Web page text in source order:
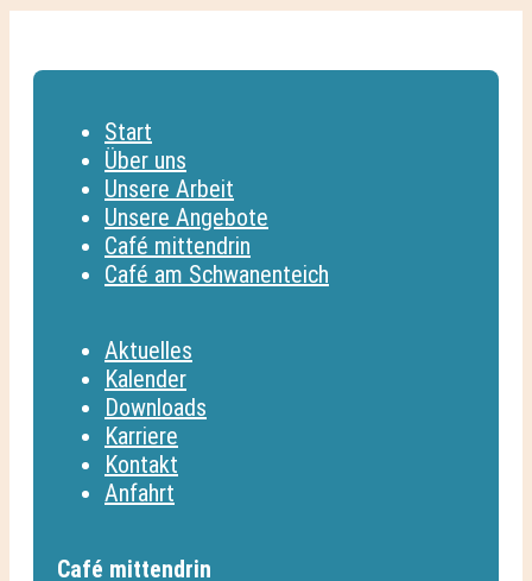
Start
Über uns
Unsere Arbeit
Unsere Angebote
Café mittendrin
Café am Schwanenteich
Aktuelles
Kalender
Downloads
Karriere
Kontakt
Anfahrt
Café mittendrin